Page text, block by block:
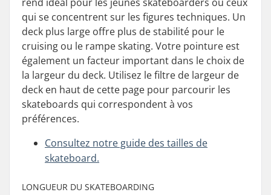
qui se concentrent sur les figures techniques. Un
deck plus large offre plus de stabilité pour le
cruising ou le rampe skating. Votre pointure est
également un facteur important dans le choix de
la largeur du deck. Utilisez le filtre de largeur de
deck en haut de cette page pour parcourir les
skateboards qui correspondent à vos
préférences.
Consultez notre guide des tailles de
skateboard.
LONGUEUR DU SKATEBOARDING